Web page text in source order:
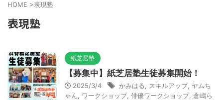
HOME >表現塾
表現塾
紙芝居塾
【募集中】紙芝居塾生徒募集開始！
2025/3/4 かみはる スキルアップ, ヤムち
ゃん
ワークショップ, 俳優ワークショップ, 倉嶋ら